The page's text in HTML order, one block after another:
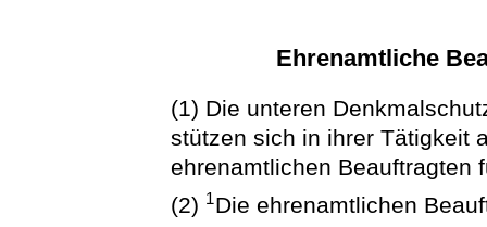
Ehrenamtliche
(1) Die unteren
stützen sich in ihrer Tätigkeit
ehrenamtlichen Beauftragten
(2) 1Die ehrenamtlichen